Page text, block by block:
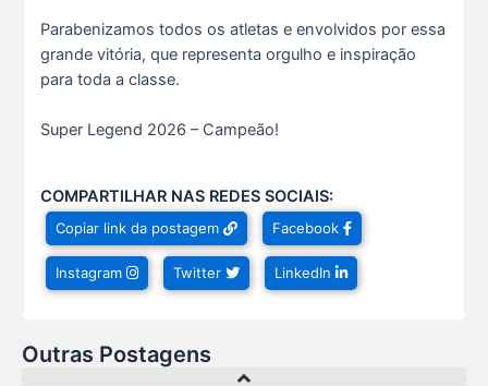
Parabenizamos todos os atletas e envolvidos por essa
grande vitória, que representa orgulho e inspiração
para toda a classe.
Super Legend 2026 – Campeão!
COMPARTILHAR NAS REDES SOCIAIS:
Copiar link da postagem Facebook
Instagram Twitter LinkedIn
Outras Postagens
Neste sábado, dia 04 de julho, o Clube da Advocac s...
3 De Julho De 2026
Cuidar da saúde mental é tão importante quanto s...
Hoje é um dia especial para celebrar a vida de qu s...